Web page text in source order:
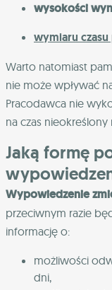
wysokości
wymiaru
Warto natomiast
nie może wpływać
Pracodawca nie
na czas
Jaką formę
Wypowiedzenie
przeciwnym razie
informację o:
możliwości
dni,